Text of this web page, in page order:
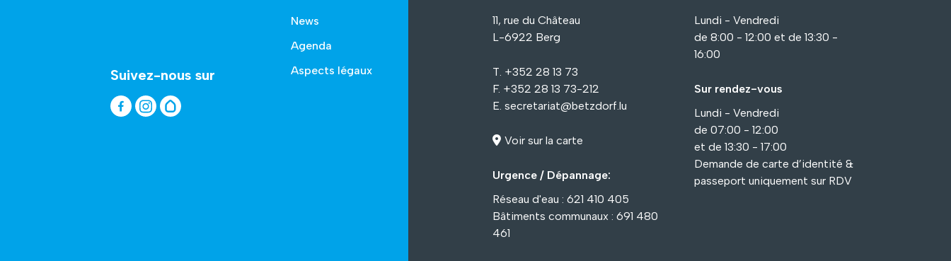
Suivez-nous sur
News
Agenda
Aspects légaux
11, rue du Château
L-6922 Berg
T. +352 28 13 73
F. +352 28 13 73-212
E. secretariat@betzdorf.lu
Voir sur la carte
Urgence / Dépannage:
Réseau d'eau : 621 410 405
Bâtiments communaux : 691 480
461
Lundi - Vendredi
de 8:00 - 12:00 et de 13:30 -
16:00
Sur rendez-vous
Lundi - Vendredi
de 07:00 - 12:00
et de 13:30 - 17:00
Demande de carte d’identité &
passeport uniquement sur RDV